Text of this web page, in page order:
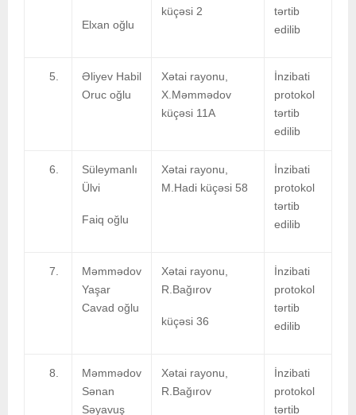
Elxan oğlu
küçəsi 2
tərtib
edilib
Əliyev Habil
Oruc oğlu
Xətai rayonu,
X.Məmmədov
küçəsi 11A
İnzibati
protokol
tərtib
edilib
Süleymanlı
Ülvi
Faiq oğlu
Xətai rayonu,
M.Hadi küçəsi 58
İnzibati
protokol
tərtib
edilib
Məmmədov
Yaşar
Cavad oğlu
Xətai rayonu,
R.Bağırov
küçəsi 36
İnzibati
protokol
tərtib
edilib
Məmmədov
Sənan
Səyavuş
Xətai rayonu,
R.Bağırov
İnzibati
protokol
tərtib